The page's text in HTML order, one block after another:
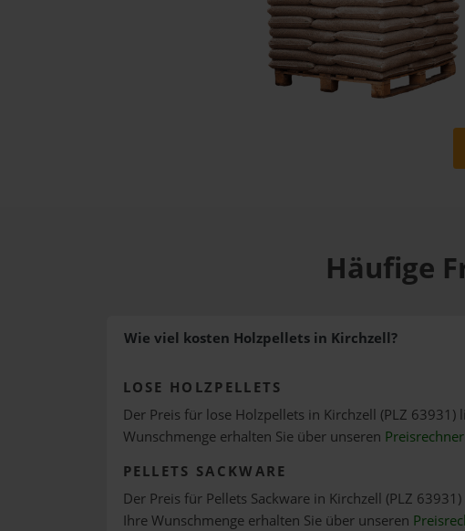
Häufige
Wie viel kosten Holzpellets in Kirchzell?
LOSE HOLZPELLETS
Der Preis für lose Holzpellets in Kirchzell (PLZ 63931)
Wunschmenge erhalten Sie über unseren Preisrechner
PELLETS SACKWARE
Der Preis für Pellets Sackware in Kirchzell (PLZ
Ihre Wunschmenge erhalten Sie über unseren